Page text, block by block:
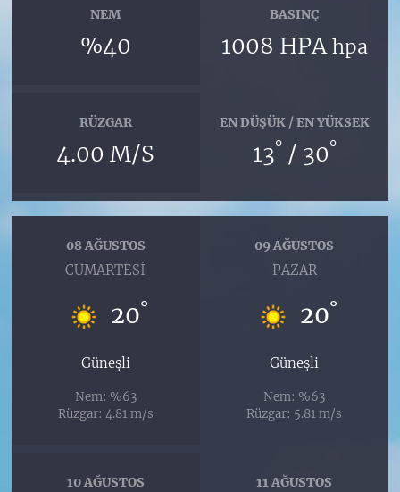
NEM
%40
BASINÇ
1008 HPAhpa
RÜZGAR
4.00 M/S
EN DÜŞÜK / EN YÜKSEK
13° / 30°
08 AĞUSTOS
CUMARTESI
20°
Güneşli
Nem: %63
Rüzgar: 4.81 m/s
09 AĞUSTOS
PAZAR
20°
Güneşli
Nem: %63
Rüzgar: 5.81 m/s
10 AĞUSTOS 11 AĞUSTOS